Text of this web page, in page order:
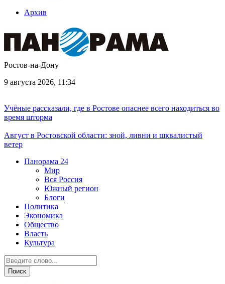
Архив
Ростов-на-Дону
9 августа 2026, 11:34
Учёные рассказали, где в Ростове опаснее всего находиться во
время шторма
Август в Ростовской области: зной, ливни и шквалистый
ветер
Панорама 24
Мир
Вся Россия
Южный регион
Блоги
Политика
Экономика
Общество
Власть
Культура